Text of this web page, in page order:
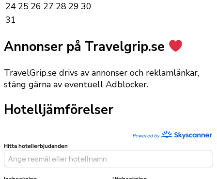
24 25 26 27 28 29 30
31
Annonser på Travelgrip.se
TravelGrip.se drivs av annonser och reklamlänkar,
stäng gärna av eventuell Adblocker.
Hotelljämförelser